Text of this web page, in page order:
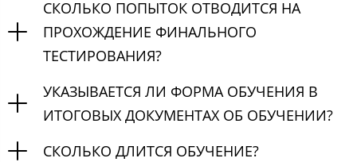
СКОЛЬКО ПОПЫТОК ОТВОДИТСЯ НА
ПРОХОЖДЕНИЕ ФИНАЛЬНОГО
ТЕСТИРОВАНИЯ?
УКАЗЫВАЕТСЯ ЛИ ФОРМА ОБУЧЕНИЯ В
ИТОГОВЫХ ДОКУМЕНТАХ ОБ ОБУЧЕНИИ?
СКОЛЬКО ДЛИТСЯ ОБУЧЕНИЕ?